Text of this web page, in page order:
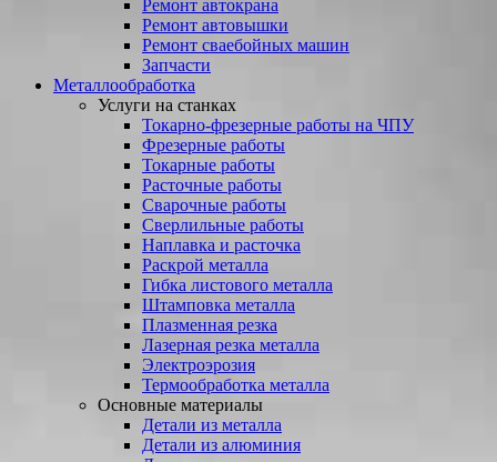
Ремонт автокрана
Ремонт автовышки
Ремонт сваебойных машин
Запчасти
Металлообработка
Услуги на станках
Токарно-фрезерные работы на ЧПУ
Фрезерные работы
Токарные работы
Расточные работы
Сварочные работы
Сверлильные работы
Наплавка и расточка
Раскрой металла
Гибка листового металла
Штамповка металла
Плазменная резка
Лазерная резка металла
Электроэрозия
Термообработка металла
Основные материалы
Детали из металла
Детали из алюминия